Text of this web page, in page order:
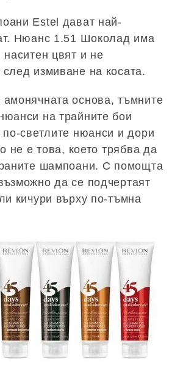
Estel дават най-
Нюанс 1.51 Шоколад има
цвят и не
измиване на косата.
основа, тъмните
на трайните бои
по-светлите нюанси и дори
не е това, което трябва да
шампоани. С помощта
да се подчертаят
кичури върху по-тъмна